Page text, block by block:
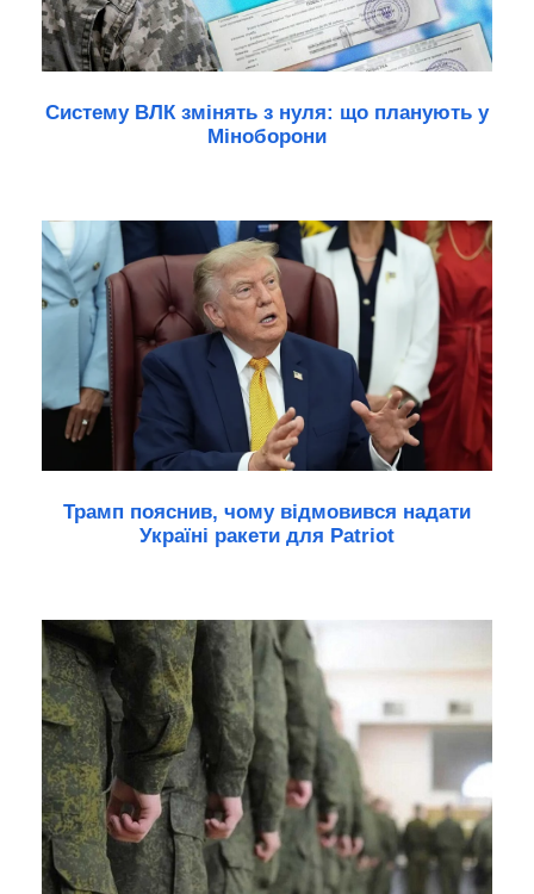
Систему ВЛК змінять з нуля: що планують у
Міноборони
Трамп пояснив, чому відмовився надати
Україні ракети для Patriot